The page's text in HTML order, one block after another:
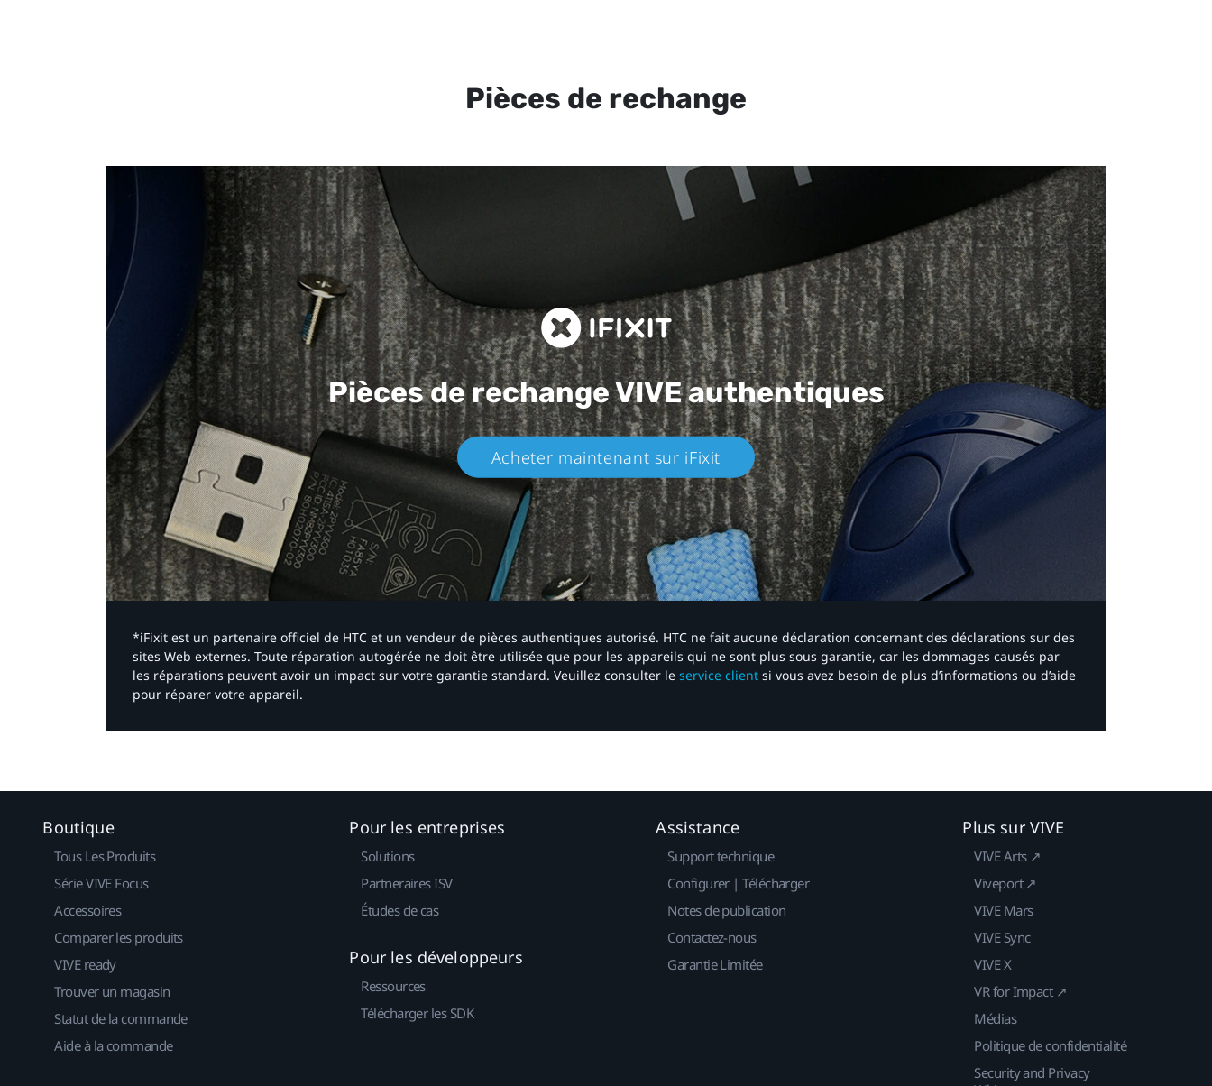
Pièces de rechange
Pièces de rechangeVIVE authentiques​
Acheter maintenant sur iFixit​
*iFixit est un partenaire officiel de HTC et un vendeur de pièces authentiques autorisé. HTC ne fait aucune déclaration concernant des déclarations sur des
sites Web externes. Toute réparation autogérée ne doit être utilisée que pour les appareils qui ne sont plus sous garantie, car les dommages causés par
les réparations peuvent avoir un impact sur votre garantie standard. Veuillez consulter le service client si vous avez besoin de plus d’informations ou d’aide
pour réparer votre appareil.​
Boutique
Tous Les Produits
Série VIVE Focus
Accessoires
Comparer les produits
VIVE ready
Trouver un magasin
Statut de la commande
Aide à la commande
Pour les entreprises
Solutions
Partneraires ISV
Études de cas
Pour les développeurs
Ressources
Télécharger les SDK
Assistance
Support technique
Configurer | Télécharger
Notes de publication
Contactez-nous
Garantie Limitée
Plus sur VIVE
VIVE Arts ↗
Viveport ↗
VIVE Mars
VIVE Sync
VIVE X
VR for Impact ↗
Médias
Politique de confidentialité
Security and Privacy